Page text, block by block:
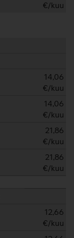
€/kuu
14,06
€/kuu
14,06
€/kuu
21,86
€/kuu
21,86
€/kuu
12,66
€/kuu